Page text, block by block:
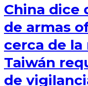
China dice
de armas
cerca de
Taiwán
de